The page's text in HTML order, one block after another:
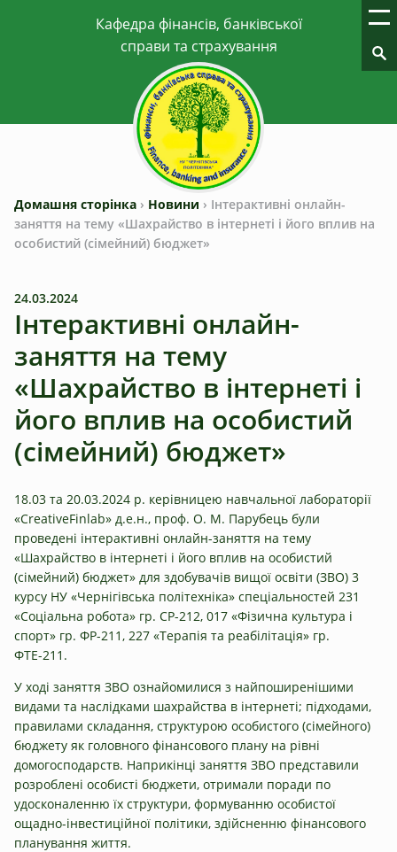
Домашня сторінка › Новини › Інтерактивні онлайн-
заняття на тему «Шахрайство в інтернеті і його вплив на
особистий (сімейний) бюджет»
24.03.2024
Інтерактивні онлайн-
заняття на тему
«Шахрайство в інтернеті і
його вплив на особистий
(сімейний) бюджет»
18.03 та 20.03.2024 р. керівницею навчальної лабораторії
«CreativeFinlab» д.е.н., проф. О. М. Парубець були
проведені інтерактивні онлайн-заняття на тему
«Шахрайство в інтернеті і його вплив на особистий
(сімейний) бюджет» для здобувачів вищої освіти (ЗВО) 3
курсу НУ «Чернігівська політехніка» спеціальностей 231
«Соціальна робота» гр. СР-212, 017 «Фізична культура і
спорт» гр. ФР-211, 227 «Терапія та реабілітація» гр.
ФТЕ-211.
У ході заняття ЗВО ознайомилися з найпоширенішими
видами та наслідками шахрайства в інтернеті; підходами,
правилами складання, структурою особистого (сімейного)
бюджету як головного фінансового плану на рівні
домогосподарств. Наприкінці заняття ЗВО представили
розроблені особисті бюджети, отримали поради по
удосконаленню їх структури, формуванню особистої
ощадно-інвестиційної політики, здійсненню фінансового
планування життя.